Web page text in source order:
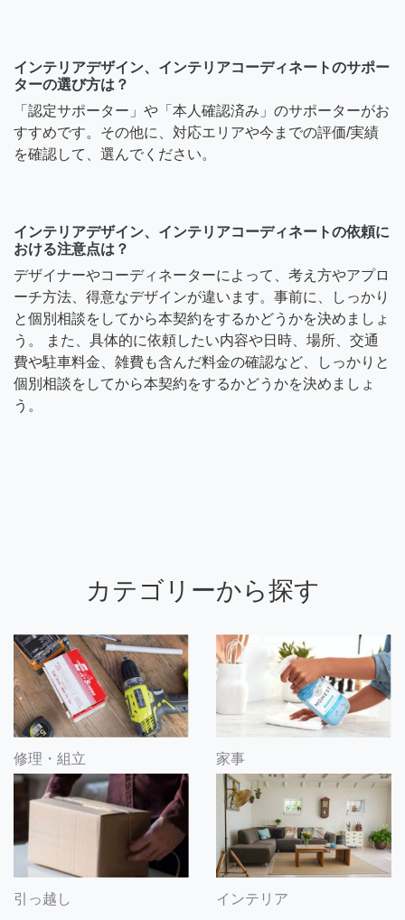
インテリアデザイン、インテリアコーディネートのサポー
ターの選び方は？
「認定サポーター」や「本人確認済み」のサポーターがお
すすめです。その他に、対応エリアや今までの評価/実績
を確認して、選んでください。
インテリアデザイン、インテリアコーディネートの依頼に
おける注意点は？
デザイナーやコーディネーターによって、考え方やアプロ
ーチ方法、得意なデザインが違います。事前に、しっかり
と個別相談をしてから本契約をするかどうかを決めましょ
う。 また、具体的に依頼したい内容や日時、場所、交通
費や駐車料金、雑費も含んだ料金の確認など、しっかりと
個別相談をしてから本契約をするかどうかを決めましょ
う。
カテゴリーから探す
修理・組立 家事
引っ越し インテリア